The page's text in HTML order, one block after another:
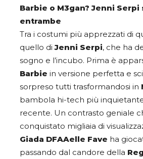
Barbie o M3gan? Jenni Serpi
entrambe
Tra i costumi più apprezzati di
quello diJenni Serpi, che ha
sogno e l’incubo. Prima è
Barbie in versione perfetta e
sorpreso tutti trasformandosi in
bambola hi-tech più
recente. Un contrasto geniale
conquistato migliaia di
Giada DFAAelle Fave ha
passando dal candore della